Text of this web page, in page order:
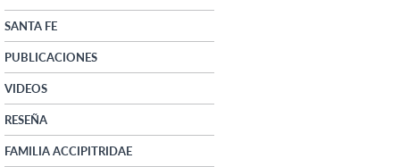
SANTA FE
PUBLICACIONES
VIDEOS
RESEÑA
FAMILIA ACCIPITRIDAE